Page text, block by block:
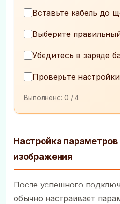
Вставьте кабель до
Выберите
Убедитесь в заряде
Проверьте
Выполнено: 0 / 4
Настройка параметров
изображения
После успешного
обычно настраивает